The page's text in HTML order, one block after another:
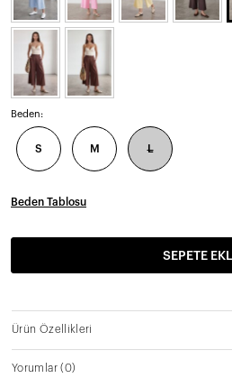
Beden:
S M L
Beden Tablosu
SEPETE
Ürün Özellikleri
Yorumlar(0)